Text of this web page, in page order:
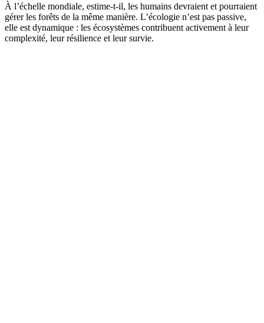
À l’échelle mondiale, estime-t-il, les humains devraient et pourraient
gérer les forêts de la même manière. L’écologie n’est pas passive,
elle est dynamique : les écosystèmes contribuent activement à leur
complexité, leur résilience et leur survie.